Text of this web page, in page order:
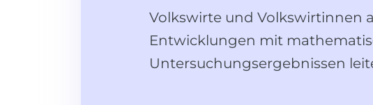
Volkswirte und Volkswirtinnen
Entwicklungen mit
Untersuchungsergebnissen